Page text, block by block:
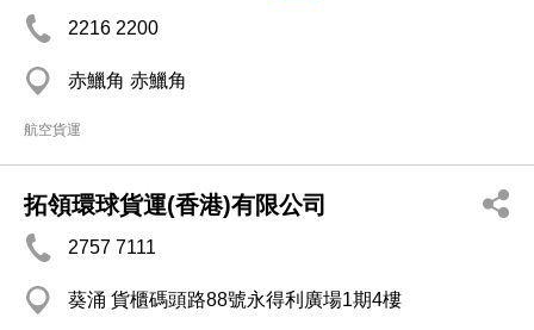
2216 2200
赤鱲角 赤鱲角
航空貨運
拓領環球貨運(香港)有限公司
2757 7111
葵涌 貨櫃碼頭路88號永得利廣場1期4樓